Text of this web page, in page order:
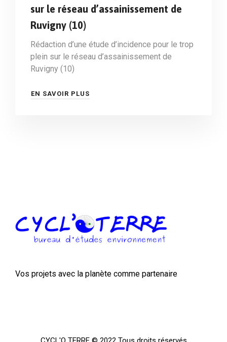
sur le réseau d’assainissement de
Ruvigny (10)
Rédaction d’une étude d’incidence pour le trop
plein sur le réseau d’assainissement de
Ruvigny (10)
EN SAVOIR PLUS
Vos projets avec la planète comme partenaire